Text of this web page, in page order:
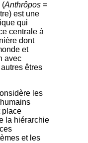
(Anthrôpos =
est une
qui
centrale à
dont
et
avec
êtres
les
place
la hiérarchie
et les